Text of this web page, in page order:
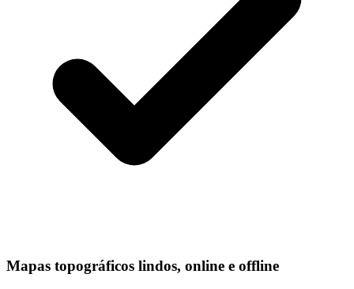
Mapas topográficos lindos, online e offline